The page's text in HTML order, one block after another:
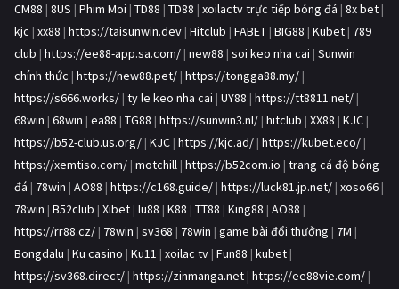
CM88 | 8US | Phim Moi | TD88 | TD88 | xoilactv trực tiếp bóng đá | 8x bet |
kjc | xx88 | https://taisunwin.dev | Hitclub | FABET | BIG88 | Kubet | 789
club | https://ee88-app.sa.com/ | new88 | soi keo nha cai | Sunwin
chính thức | https://new88.pet/ | https://tongga88.my/ |
https://s666.works/ | ty le keo nha cai | UY88 | https://tt8811.net/ |
68win | 68win | ea88 | TG88 | https://sunwin3.nl/ | hitclub | XX88 | KJC |
https://b52-club.us.org/ | KJC | https://kjc.ad/ | https://kubet.eco/ |
https://xemtiso.com/ | motchill | https://b52com.io | trang cá độ bóng
đá | 78win | AO88 | https://c168.guide/ | https://luck81.jp.net/ | xoso66 |
78win | B52club | Xibet | lu88 | K88 | TT88 | King88 | AO88 |
https://rr88.cz/ | 78win | sv368 | 78win | game bài đổi thưởng | 7M |
Bongdalu | Ku casino | Ku11 | xoilac tv | Fun88 | kubet |
https://sv368.direct/ | https://zinmanga.net | https://ee88vie.com/ |